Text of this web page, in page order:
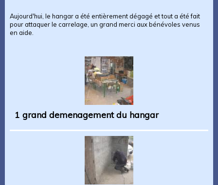
Aujourd'hui, le hangar a été entièrement dégagé et tout a été fait
pour attaquer le carrelage, un grand merci aux bénévoles venus
en aide.
1 grand demenagement du hangar